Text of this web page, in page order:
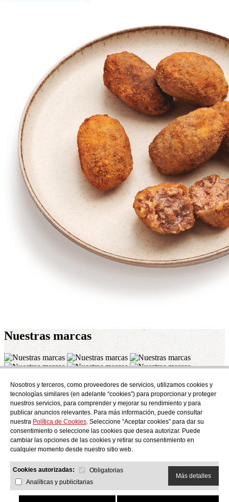
Nosotros y terceros, como proveedores de servicios, utilizamos cookies y
tecnologías similares (en adelante “cookies”) para proporcionar y proteger
nuestros servicios, para comprender y mejorar su rendimiento y para
publicar anuncios relevantes. Para más información, puede consultar
nuestra Política de Cookies. Seleccione “Aceptar cookies” para dar su
consentimiento o seleccione las cookies que desea autorizar. Puede
cambiar las opciones de las cookies y retirar su consentimiento en
cualquier momento desde nuestro sitio web.
Cookies autorizadas:
Obligatorias
Analíticas y publicitarias
Más detalles
Nuestras marcas
Suscríbete
Descubre todo lo que se cuece en AudensFood.
He leído y acepto la Politica de privacidad
NosotrosAudens news Productos Blog gastronómico Contacto
Trabaja con nosotros
AUDENS FOOD S.A. C/ Jordi Camp, 25 - 08403 Granollers
Politica de privacidadAviso legal Política de cookies Canal ético